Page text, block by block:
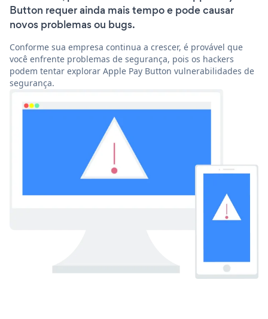
Button requer ainda mais tempo e pode causar
novos problemas ou bugs.
Conforme sua empresa continua a crescer, é provável que
você enfrente problemas de segurança, pois os hackers
podem tentar explorar Apple Pay Button vulnerabilidades de
segurança.